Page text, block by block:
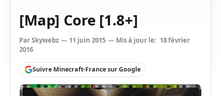
[Map] Core [1.8+]
ParSkywebz 11 juin 2015 Mis à jour le: 18 février
2016
Suivre Minecraft-France sur Google